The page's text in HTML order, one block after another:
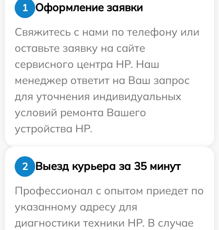
1
Оформление заявки
Свяжитесь с нами по телефону или
оставьте заявку на сайте
сервисного центра HP. Наш
менеджер ответит на Ваш запрос
для уточнения индивидуальных
условий ремонта Вашего
устройства HP.
2
Выезд курьера за 35 минут
Профессионал с опытом приедет по
указанному адресу для
диагностики техники HP. В случае